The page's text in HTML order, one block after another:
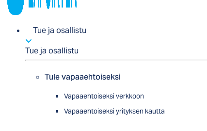
Tue ja osallistu
Tue ja osallistu
Tule vapaaehtoiseksi
Vapaaehtoiseksi verkkoon
Vapaaehtoiseksi yrityksen kautta